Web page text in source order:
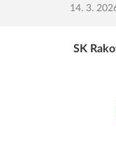
14. 3.
SK